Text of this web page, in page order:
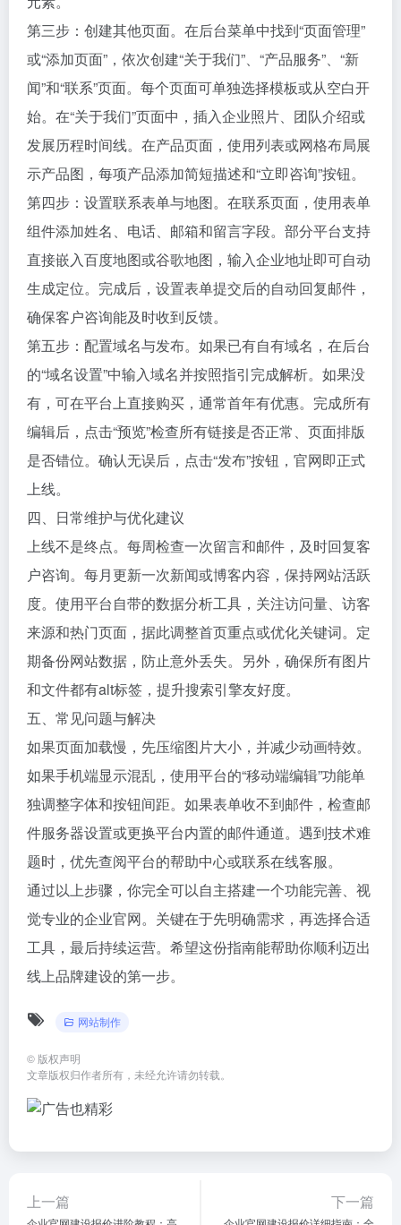
第三步：创建其他页面。在后台菜单中找到“页面管理”
或“添加页面”，依次创建“关于我们”、“产品服务”、“新
闻”和“联系”页面。每个页面可单独选择模板或从空白开
始。在“关于我们”页面中，插入企业照片、团队介绍或
发展历程时间线。在产品页面，使用列表或网格布局展
示产品图，每项产品添加简短描述和“立即咨询”按钮。
第四步：设置联系表单与地图。在联系页面，使用表单
组件添加姓名、电话、邮箱和留言字段。部分平台支持
直接嵌入百度地图或谷歌地图，输入企业地址即可自动
生成定位。完成后，设置表单提交后的自动回复邮件，
确保客户咨询能及时收到反馈。
第五步：配置域名与发布。如果已有自有域名，在后台
的“域名设置”中输入域名并按照指引完成解析。如果没
有，可在平台上直接购买，通常首年有优惠。完成所有
编辑后，点击“预览”检查所有链接是否正常、页面排版
是否错位。确认无误后，点击“发布”按钮，官网即正式
上线。
四、日常维护与优化建议
上线不是终点。每周检查一次留言和邮件，及时回复客
户咨询。每月更新一次新闻或博客内容，保持网站活跃
度。使用平台自带的数据分析工具，关注访问量、访客
来源和热门页面，据此调整首页重点或优化关键词。定
期备份网站数据，防止意外丢失。另外，确保所有图片
和文件都有alt标签，提升搜索引擎友好度。
五、常见问题与解决
如果页面加载慢，先压缩图片大小，并减少动画特效。
如果手机端显示混乱，使用平台的“移动端编辑”功能单
独调整字体和按钮间距。如果表单收不到邮件，检查邮
件服务器设置或更换平台内置的邮件通道。遇到技术难
题时，优先查阅平台的帮助中心或联系在线客服。
通过以上步骤，你完全可以自主搭建一个功能完善、视
觉专业的企业官网。关键在于先明确需求，再选择合适
工具，最后持续运营。希望这份指南能帮助你顺利迈出
线上品牌建设的第一步。
网站制作
© 版权声明
文章版权归作者所有，未经允许请勿转载。
上一篇 下一篇